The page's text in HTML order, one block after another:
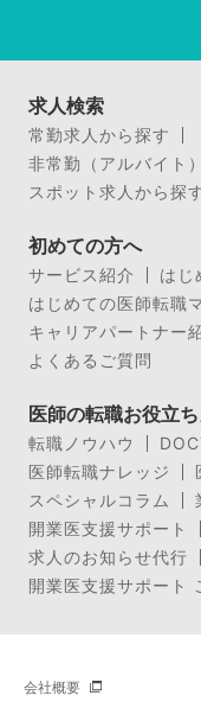
求人検索
常勤求人から探す
非常勤（アルバイト
スポット求人から探
初めての方へ
サービス紹介
はじ
はじめての医師転職
キャリアパートナー
よくあるご質問
医師の転職お役立
転職ノウハウ
医師転職ナレッジ
スペシャルコラム
開業医支援サポート
求人のお知らせ代行
開業医支援サポート
会社概要